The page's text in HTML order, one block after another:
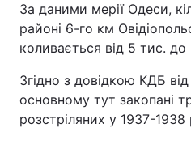
За даними мерії Одеси,
районі 6-го км
коливається від 5 тис. до
Згідно з довідкою КДБ
основному тут закопані
розстріляних у 1937-1938